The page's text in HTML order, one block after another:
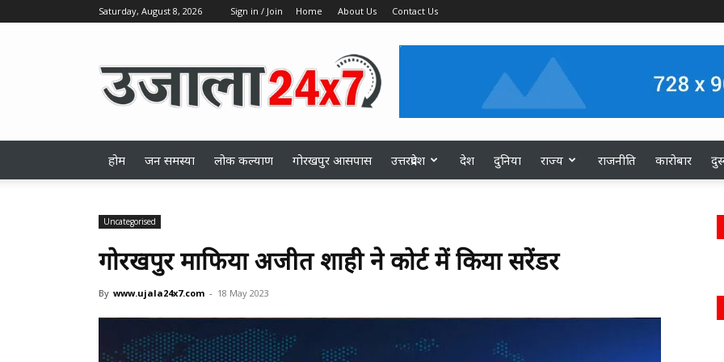
Saturday, August 8, 2026 Sign in / Join Home About Us Contact Us
होम जन समस्या लोक कल्याण गोरखपुर आसपास उत्तरप्रदेश देश दुनिया राज्य राजनीति कारोबार
Uncategorised
गोरखपुर माफिया अजीत शाही ने कोर्ट में किया सरेंडर
By www.ujala24x7.com - 18 May 2023